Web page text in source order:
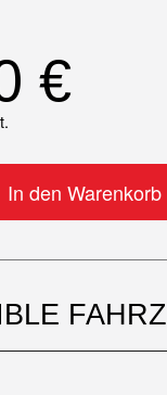
€
Menge
In den Warenkorb